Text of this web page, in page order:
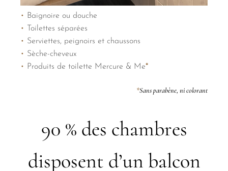
• Baignoire ou douche
•
Toilettes séparées
• Serviettes, peignoirs et chaussons
• Sèche-cheveux
• Produits de toilette Mercure & Me*
*Sans parabène, ni colorant
90 % des chambres
disposent d’un balcon